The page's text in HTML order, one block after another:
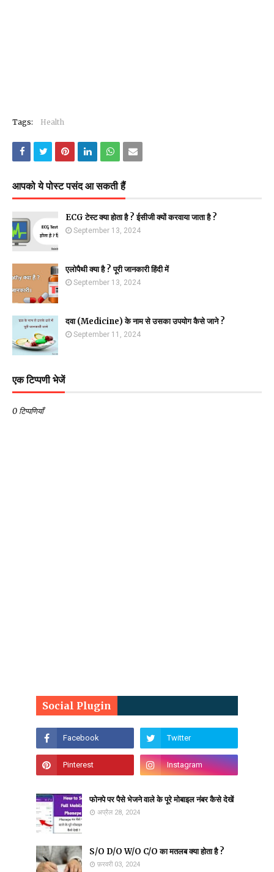
Tags: Health
आपको ये पोस्ट पसंद आ सकती हैं
ECG टेस्ट क्या होता है ? ईसीजी क्यों करवाया जाता है ?
September 13, 2024
एलोपैथी क्या है ? पूरी जानकारी हिंदी में
September 13, 2024
दवा (Medicine) के नाम से उसका उपयोग कैसे जाने ?
September 11, 2024
एक टिप्पणी भेजें
0 टिप्पणियाँ
Social Plugin
फोनपे पर पैसे भेजने वाले के पूरे मोबाइल नंबर कैसे देखें
अप्रैल 28, 2024
S/O D/O W/O C/O का मतलब क्या होता है ?
फ़रवरी 03, 2024